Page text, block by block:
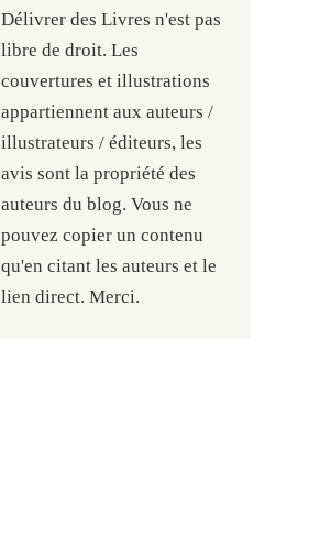
Délivrer des Livres n'est pas
libre de droit. Les
couvertures et illustrations
appartiennent aux auteurs /
illustrateurs / éditeurs, les
avis sont la propriété des
auteurs du blog. Vous ne
pouvez copier un contenu
qu'en citant les auteurs et le
lien direct. Merci.